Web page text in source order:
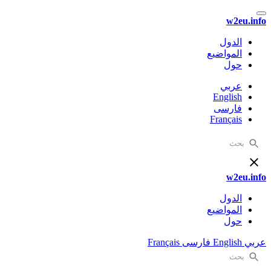
w2eu.info
الدول
المواضيع
حول
عربي
English
فارسی
Français
w2eu.info
الدول
المواضيع
حول
عربي English فارسی Français